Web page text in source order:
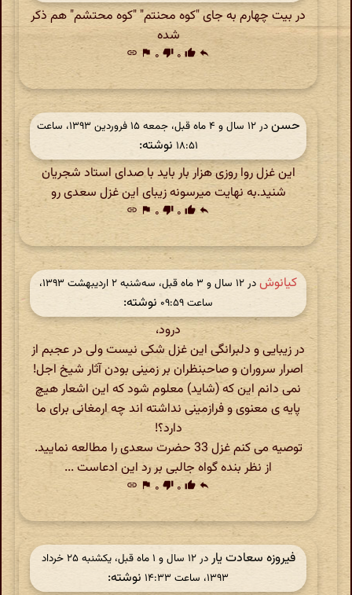
در بیت چهارم به جای "کوه محنتم" "کوه محتشم" هم ذکر
شده
reply
thumb_up ۰ thumb_down ۰ flag
link
حسن
در ‫۱۲ سال و ۴ ماه قبل، جمعه ۱۵ فروردین ۱۳۹۳، ساعت
۱۸:۵۱ نوشته:
این غزل روا روزی هزار بار باید با صدای استاد شجریان
شنید.به نهایت میرسونه زیبای این غزل سعدی رو
reply
thumb_up ۰ thumb_down ۰ flag
link
کیانوش
در ‫۱۲ سال و ۳ ماه قبل، سه‌شنبه ۲ اردیبهشت ۱۳۹۳،
ساعت ۰۹:۵۹
نوشته:
درود،
در زیبایی و دلبرانگی این غزل شکی نیست ولی در عجبم از
اصرار سروران و صاحبنظران بر زمینی بودن آثار شیخ اجل!
نمی دانم این که (شاید) معلوم شود که این اشعار هیچ
پایه ی معنوی و فرازمینی نداشته اند چه ارمغانی برای ما
دارد؟!
توصیه می کنم غزل 33 حضرت سعدی را مطالعه نمایید.
از نظر بنده گواه جالبی بر رد این ادعاست ...
reply
thumb_up ۰ thumb_down ۰ flag
link
فیروزه سعادت یار
در ‫۱۲ سال و ۱ ماه قبل، یکشنبه ۲۵ خرداد
۱۳۹۳، ساعت ۱۴:۳۳
نوشته: